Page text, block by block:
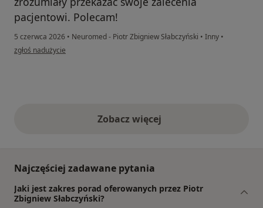
pacjentowi. Polecam!
5 czerwca 2026 • Neuromed - Piotr Zbigniew Słabczyński • Inny •
w opinii użytkownika Dawid
zgłoś nadużycie
Zobacz więcejopinie powyżej
Najczęściej zadawane pytania
Jaki jest zakres porad oferowanych przez Piotr
Zbigniew Słabczyński?